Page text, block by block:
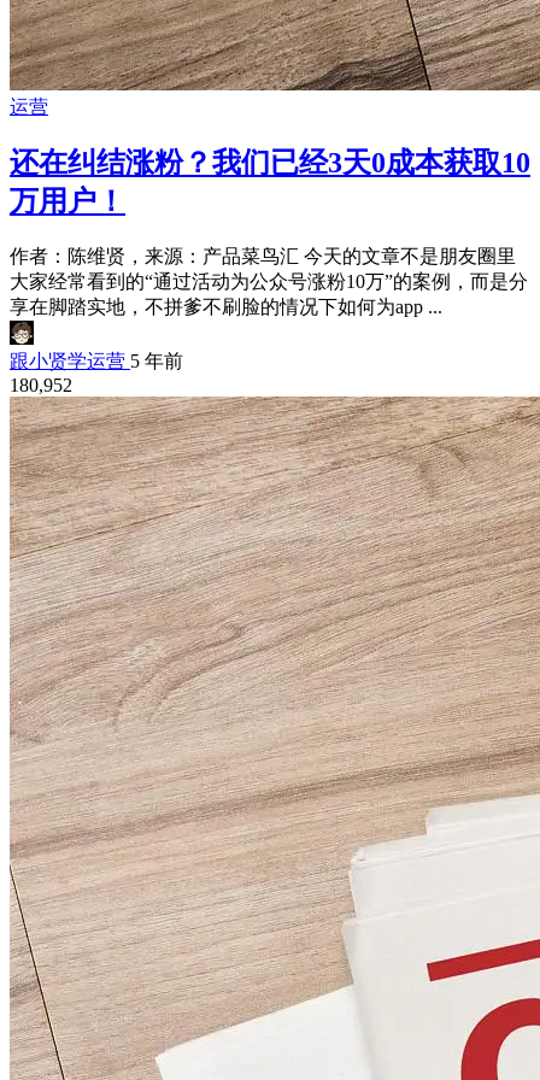
运营
还在纠结涨粉？我们已经3天0成本获取10
万用户！
作者：陈维贤，来源：产品菜鸟汇 今天的文章不是朋友圈里
大家经常看到的“通过活动为公众号涨粉10万”的案例，而是分
享在脚踏实地，不拼爹不刷脸的情况下如何为app ...
跟小贤学运营 5 年前
180,952